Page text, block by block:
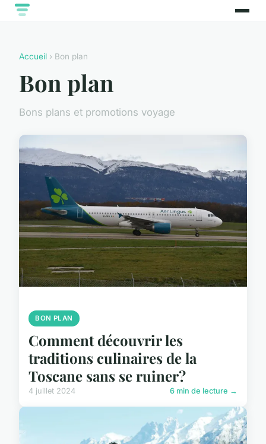
Accueil › Bon plan
Bon plan
Bons plans et promotions voyage
BON PLAN
Comment découvrir les
traditions culinaires de la
Toscane sans se ruiner?
4 juillet 2024 6 min de lecture →